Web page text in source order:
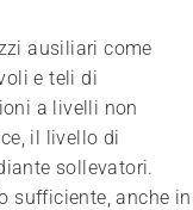
ausiliari come
e teli di
a livelli non
il livello di
sollevatori.
sufficiente, anche in